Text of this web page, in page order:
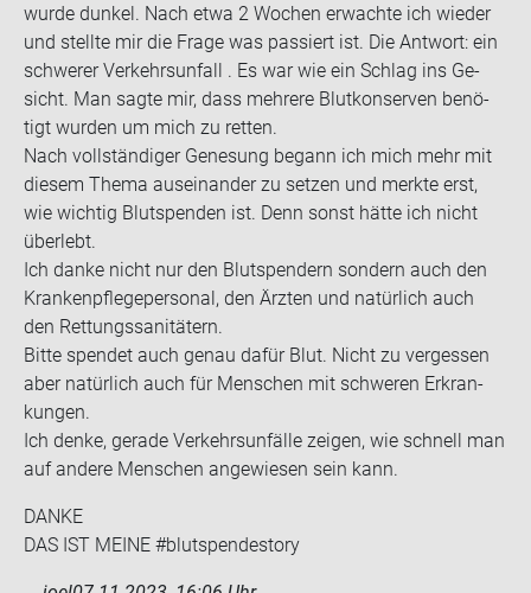
wurde dun­kel. Nach etwa 2 Wo­chen er­wach­te ich wie­der
und stell­te mir die Frage was pas­siert ist. Die Ant­wort: ein
schwe­rer Ver­kehrs­un­fall . Es war wie ein Schlag ins Ge­
sicht. Man sagte mir, dass meh­re­re Blut­kon­ser­ven be­nö­
tigt wur­den um mich zu ret­ten.
Nach voll­stän­di­ger Ge­ne­sung be­gann ich mich mehr mit
die­sem Thema aus­ein­an­der zu set­zen und merk­te erst,
wie wich­tig Blut­spen­den ist. Denn sonst hätte ich nicht
über­lebt.
Ich danke nicht nur den Blut­spen­dern son­dern auch den
Kran­ken­pfle­ge­per­so­nal, den Ärz­ten und na­tür­lich auch
den Ret­tungs­sa­ni­tä­tern.
Bitte spen­det auch genau dafür Blut. Nicht zu ver­ges­sen
aber na­tür­lich auch für Men­schen mit schwe­ren Er­kran­
kun­gen.
Ich denke, ge­ra­de Ver­kehrs­un­fäl­le zei­gen, wie schnell man
auf an­de­re Men­schen an­ge­wie­sen sein kann.
DANKE
DAS IST MEINE #blut­spen­desto­ry